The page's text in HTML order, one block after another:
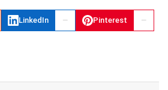
LinkedIn Pinterest